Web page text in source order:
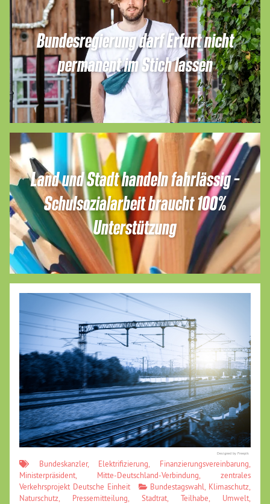
Bundesregierung darf Erfurt nicht
permanent im Stich lassen
Land und Stadt handeln fahrlässig –
Schulsozialarbeit braucht 100%
Unterstützung
Designed by Freepik
Bundeskanzler, Elektrifizierung Finanzierungsvereinbarung
Ministerpräsident
Mitte-Deutschland-Verbindung
zentrales
Verkehrsprojekt Deutsche Einheit
Bundestagswahl Klimaschutz
Naturschutz
Pressemitteilung Stadtrat Teilhabe Umwelt